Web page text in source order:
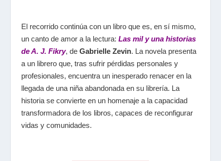
El recorrido continúa con un libro que es, en sí mismo,
un canto de amor a la lectura: Las mil y una historias
de A. J. Fikry, de Gabrielle Zevin. La novela presenta
a un librero que, tras sufrir pérdidas personales y
profesionales, encuentra un inesperado renacer en la
llegada de una niña abandonada en su librería. La
historia se convierte en un homenaje a la capacidad
transformadora de los libros, capaces de reconfigurar
vidas y comunidades.